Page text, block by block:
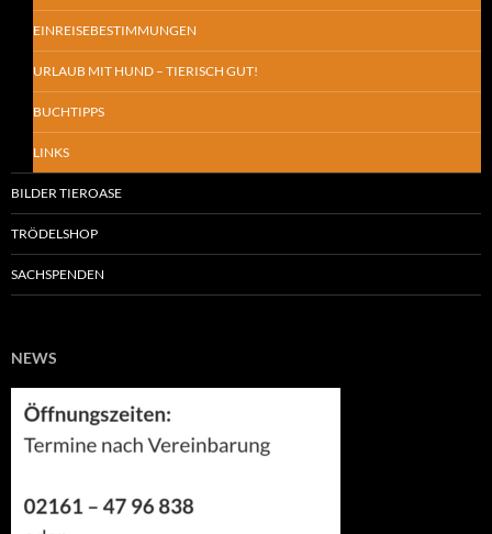
EINREISEBESTIMMUNGEN
URLAUB MIT HUND – TIERISCH GUT!
BUCHTIPPS
LINKS
BILDER TIEROASE
TRÖDELSHOP
SACHSPENDEN
NEWS